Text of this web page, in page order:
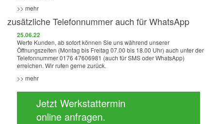
>> mehr
zusätzliche Telefonnummer auch für WhatsApp
25.06.22
Werte Kunden, ab sofort können Sie uns während unserer
Öffnungszeiten (Montag bis Freitag 07.00 bis 18.00 Uhr) auch unter der
Telefonnummer 0176 47606981 (auch für SMS oder WhatsApp)
erreichen. Wir rufen gerne zurück.
>> mehr
Jetzt Werkstattermin
online anfragen.